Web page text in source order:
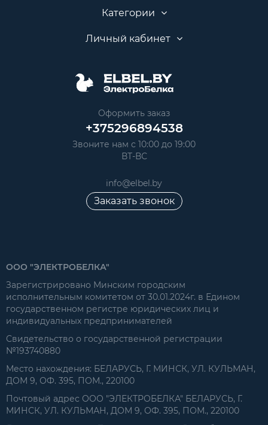
Категории
Личный кабинет
Оформить заказ
+375296894538
Звоните нам с 10:00 до 19:00
ВТ-ВС
info@elbel.by
Заказать звонок
ООО "ЭЛЕКТРОБЕЛКА"
Зарегистрировано Минским городским
исполнительным комитетом от 30.01.2024г. в Едином
государственном регистре юридических лиц и
индивидуальных предпринимателей
Свидетельство о государственной регистрации
№193740880
Место нахождения: БЕЛАРУСЬ, Г. МИНСК, УЛ. КУЛЬМАН,
ДОМ 9, ОФ. 395, ПОМ., 220100
Почтовый адрес ООО "ЭЛЕКТРОБЕЛКА" БЕЛАРУСЬ, Г.
МИНСК, УЛ. КУЛЬМАН, ДОМ 9, ОФ. 395, ПОМ., 220100